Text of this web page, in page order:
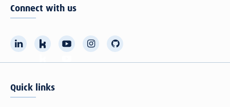
Connect with us
Quick links